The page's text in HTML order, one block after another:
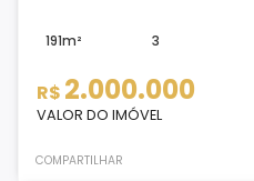
191m² 3
R$ 2.000.000
VALOR DO IMÓVEL
COMPARTILHAR